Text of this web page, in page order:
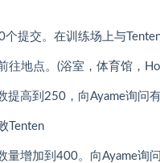
提交。在训练场上与Tenten
往地点。(浴室，体育馆，
提高到250，向Ayame询问
Tenten
量增加到400。向Ayame询